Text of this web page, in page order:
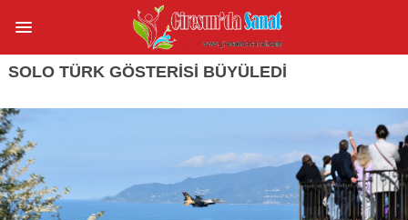
SOLO TÜRK GÖSTERİSİ BÜYÜLEDİ